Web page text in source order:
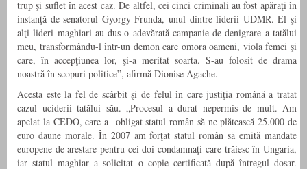
trup şi suflet în acest caz. De altfel, cei cinci criminali au fost apăraţi în
instanţă de senatorul Gyorgy Frunda, unul dintre liderii UDMR. El şi
alţi lideri maghiari au dus o adevărată campanie de denigrare a tatălui
meu, transformându-l într-un demon care omora oameni, viola femei şi
care, în accepţiunea lor, şi-a meritat soarta. S-au folosit de drama
noastră în scopuri politice”, afirmă Dionise Agache.
Acesta este la fel de scârbit şi de felul în care justiţia română a tratat
cazul uciderii tatălui său. „Procesul a durat nepermis de mult. Am
apelat la CEDO, care a obligat statul român să ne plătească 25.000 de
euro daune morale. În 2007 am forţat statul român să emită mandate
europene de arestare pentru cei doi condamnaţi care trăiesc în Ungaria,
iar statul maghiar a solicitat o copie certificată după întregul dosar.